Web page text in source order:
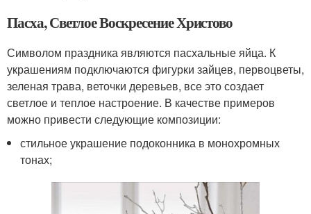
Пасха, Светлое Воскресение Христово
Символом праздника являются пасхальные яйца. К
украшениям подключаются фигурки зайцев, первоцветы,
зеленая трава, веточки деревьев, все это создает
светлое и теплое настроение. В качестве примеров
можно привести следующие композиции:
стильное украшение подоконника в монохромных
тонах;